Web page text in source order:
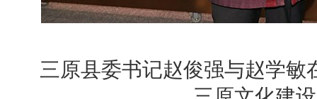
三原县委书记赵俊强与赵学